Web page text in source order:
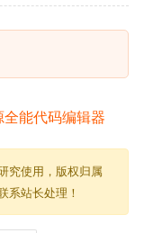
究使用，版权归属
系站长处理！